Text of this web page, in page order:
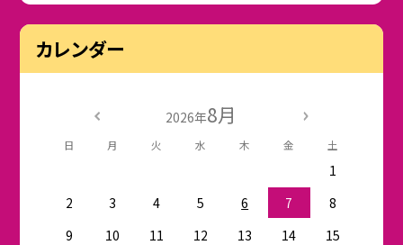
カレンダー
2026年8月
日 月 火 水 木 金 土
1
2
3 4 5 6 7
8
9
10 11 12 13 14
15